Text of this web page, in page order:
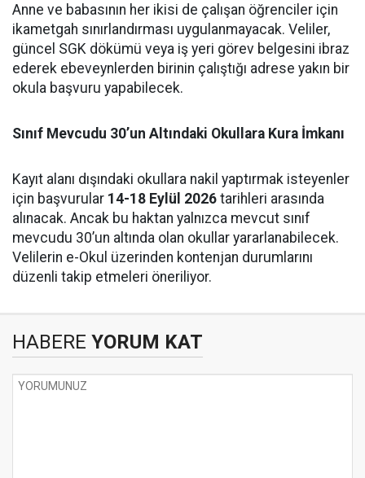
Anne ve babasının her ikisi de çalışan öğrenciler için
ikametgah sınırlandırması uygulanmayacak. Veliler,
güncel SGK dökümü veya iş yeri görev belgesini ibraz
ederek ebeveynlerden birinin çalıştığı adrese yakın bir
okula başvuru yapabilecek.
Sınıf Mevcudu 30’un Altındaki Okullara Kura İmkanı
Kayıt alanı dışındaki okullara nakil yaptırmak isteyenler
için başvurular 14-18 Eylül 2026 tarihleri arasında
alınacak. Ancak bu haktan yalnızca mevcut sınıf
mevcudu 30’un altında olan okullar yararlanabilecek.
Velilerin e-Okul üzerinden kontenjan durumlarını
düzenli takip etmeleri öneriliyor.
HABERE YORUM KAT